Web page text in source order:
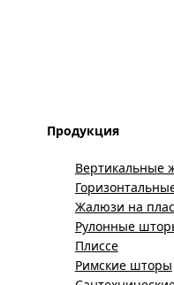
Продукция
Вертикальные
Жалюзи на
Рулонные
Плиссе
Римские шторы